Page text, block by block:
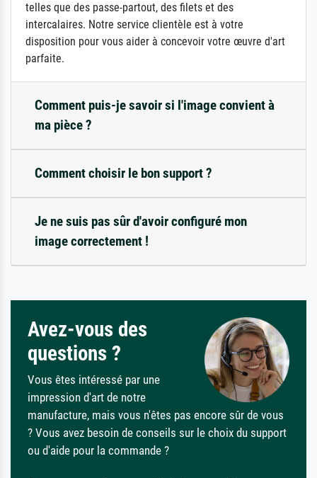
telles que des passe-partout, des filets et des
intercalaires. Notre service clientèle est à votre
disposition pour vous aider à concevoir votre œuvre d'art
parfaite.
Comment puis-je savoir si l'image convient à
ma pièce ?
Comment choisir le bon support ?
Je ne suis pas sûr d'avoir configuré mon
image correctement !
Avez-vous des
questions ?
Vous êtes intéressé par une
impression d'art de notre
manufacture, mais vous n'êtes pas encore sûr de vous
? Vous avez besoin de conseils sur le choix du support
ou d'aide pour la commande ?